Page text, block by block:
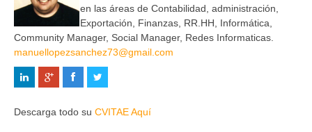
en las áreas de Contabilidad, administración,
Exportación, Finanzas, RR.HH, Informática,
Community Manager, Social Manager, Redes Informaticas.
manuellopezsanchez73@gmail.com
Descarga todo su CVITAE Aquí